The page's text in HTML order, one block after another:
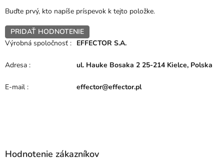
Buďte prvý, kto napíše príspevok k tejto položke.
PRIDAŤ HODNOTENIE
Výrobná spoločnosť : EFFECTOR S.A.
Adresa : ul. Hauke Bosaka 2 25-214 Kielce, Polska
E-mail : effector@effector.pl
Hodnotenie zákazníkov